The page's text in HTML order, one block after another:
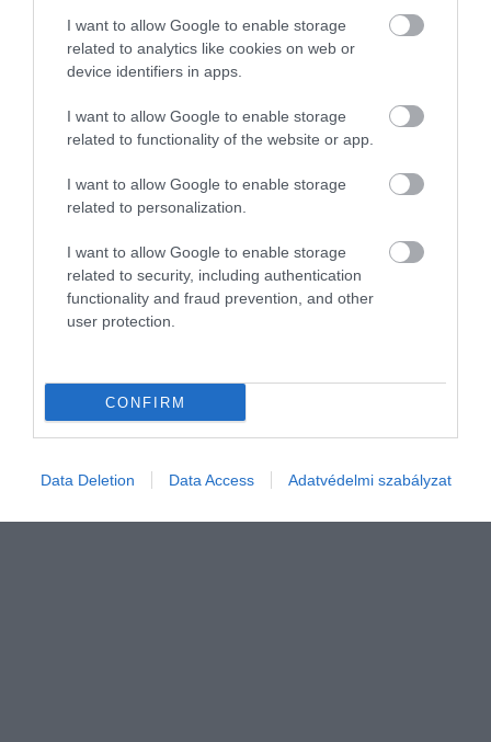
I want to allow Google to enable storage
related to analytics like cookies on web or
device identifiers in apps.
I want to allow Google to enable storage
related to functionality of the website or app.
I want to allow Google to enable storage
related to personalization.
I want to allow Google to enable storage
related to security, including authentication
functionality and fraud prevention, and other
user protection.
CONFIRM
Data Deletion Data Access Adatvédelmi szabályzat
A Bugatti és Asprey első kollaborációja
egészen különlegesre sikeredett.
2024. JANUÁR 15. ● HAMU ÉS GYÉMÁNT
Videón a Bugatti vadiúj, 24
karátos luxusszobra
HAMU ÉS GYÉMÁNT